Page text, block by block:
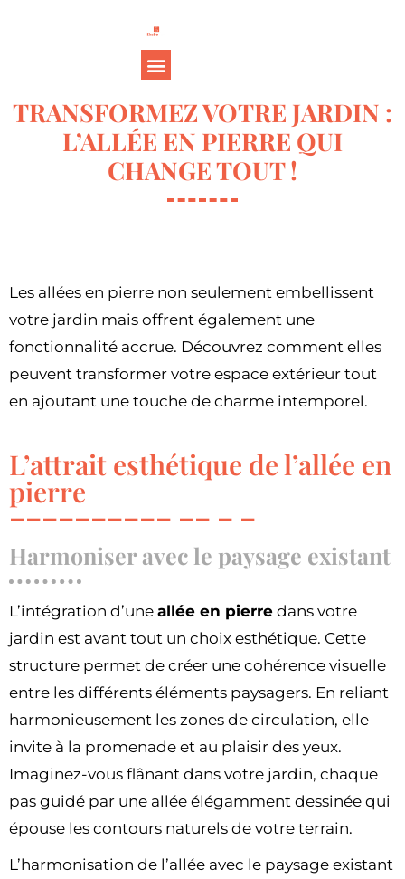
TRANSFORMEZ VOTRE JARDIN :
L’ALLÉE EN PIERRE QUI
CHANGE TOUT !
Les allées en pierre non seulement embellissent
votre jardin mais offrent également une
fonctionnalité accrue. Découvrez comment elles
peuvent transformer votre espace extérieur tout
en ajoutant une touche de charme intemporel.
L’attrait esthétique de l’allée en
pierre
Harmoniser avec le paysage existant
L’intégration d’une allée en pierre dans votre
jardin est avant tout un choix esthétique. Cette
structure permet de créer une cohérence visuelle
entre les différents éléments paysagers. En reliant
harmonieusement les zones de circulation, elle
invite à la promenade et au plaisir des yeux.
Imaginez-vous flânant dans votre jardin, chaque
pas guidé par une allée élégamment dessinée qui
épouse les contours naturels de votre terrain.
L’harmonisation de l’allée avec le paysage existant